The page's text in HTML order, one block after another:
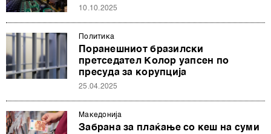
10.10.2025
Политика
Поранешниот бразилски
претседател Колор уапсен по
пресуда за корупција
25.04.2025
Македонија
Забрана за плаќање со кеш на суми